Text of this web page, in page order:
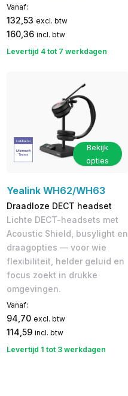
Vanaf:
132,53 excl. btw
160,36 incl. btw
Levertijd 4 tot 7 werkdagen
Bekijk
opties
Yealink WH62/WH63
Draadloze DECT headset
Lichte DECT-headsets met
Acoustic Shield, busylight en
draagopties — voor wie
flexibiliteit, helder geluid en
focus zoekt in drukke
omgevingen.
Vanaf:
94,70 excl. btw
114,59 incl. btw
Levertijd 1 tot 3 werkdagen